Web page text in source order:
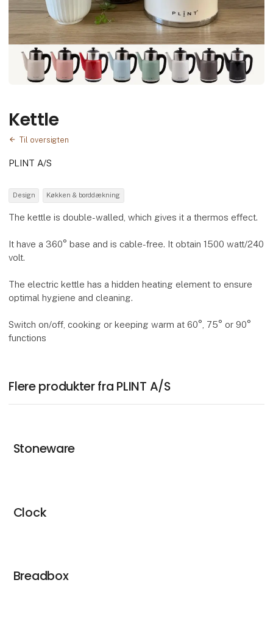
Kettle
Til oversigten
PLINT A/S
Design Køkken & borddækning
The kettle is double-walled, which gives it a thermos effect.
It have a 360° base and is cable-free. It obtain 1500 watt/240
volt.
The electric kettle has a hidden heating element to ensure
optimal hygiene and cleaning.
Switch on/off, cooking or keeping warm at 60°, 75° or 90°
functions
Flere produkter fra PLINT A/S
Stoneware
Clock
Breadbox